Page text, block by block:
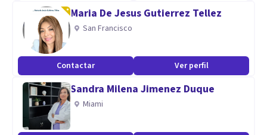
Maria De Jesus Gutierrez Tellez
San Francisco
Contactar Ver perfil
Sandra Milena Jimenez Duque
Miami